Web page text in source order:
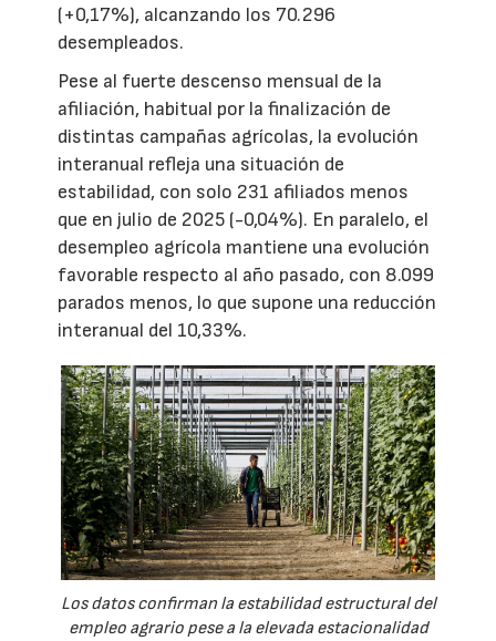
(+0,17%), alcanzando los 70.296
desempleados.
Pese al fuerte descenso mensual de la
afiliación, habitual por la finalización de
distintas campañas agrícolas, la evolución
interanual refleja una situación de
estabilidad, con solo 231 afiliados menos
que en julio de 2025 (-0,04%). En paralelo, el
desempleo agrícola mantiene una evolución
favorable respecto al año pasado, con 8.099
parados menos, lo que supone una reducción
interanual del 10,33%.
Los datos confirman la estabilidad estructural del
empleo agrario pese a la elevada estacionalidad